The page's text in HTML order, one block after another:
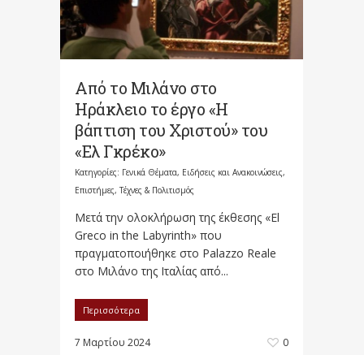
Από το Μιλάνο στο
Ηράκλειο το έργο «Η
βάπτιση του Χριστού» του
«Ελ Γκρέκο»
Κατηγορίες: Γενικά Θέματα, Ειδήσεις και Ανακοινώσεις,
Επιστήμες, Τέχνες & Πολιτισμός
Μετά την ολοκλήρωση της έκθεσης «El
Greco in the Labyrinth» που
πραγματοποιήθηκε στο Palazzo Reale
στο Μιλάνο της Ιταλίας από...
Περισσότερα
7 Μαρτίου 2024 0